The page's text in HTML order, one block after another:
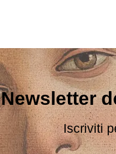
Iscriviti